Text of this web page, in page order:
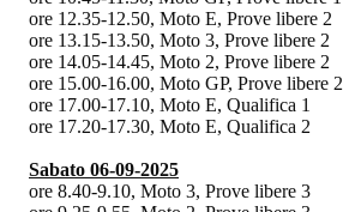
ore 12.35-12.50, Moto E, Prove libere 2
ore 13.15-13.50, Moto 3, Prove libere 2
ore 14.05-14.45, Moto 2, Prove libere 2
ore 15.00-16.00, Moto GP, Prove libere 2
ore 17.00-17.10, Moto E, Qualifica 1
ore 17.20-17.30, Moto E, Qualifica 2
Sabato 06-09-2025
ore 8.40-9.10, Moto 3, Prove libere 3